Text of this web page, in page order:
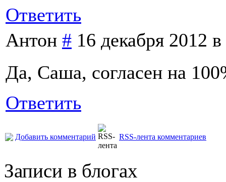
Ответить
Антон # 16 декабря 2012
Да, Саша, согласен на
Ответить
Добавить комментарий RSS-лента комментариев
Записи в блогах